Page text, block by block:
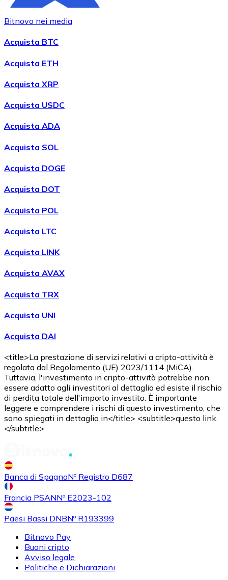
AcquistareChainlink
LINK
AcquistareWrapped Bitcoin
AcquistareAvalanche
Acquistare
SHIB
Bitnovo nei media
Acquista BTC
Acquista ETH
Acquista XRP
Acquista USDC
Acquista ADA
Acquista SOL
Acquista DOGE
Acquista DOT
Acquista POL
Acquista LTC
Acquista LINK
Acquista AVAX
Acquista TRX
Acquista UNI
Acquista DAI
<title>La prestazione di servizi relativi a cripto-attività è
regolata dal Regolamento (UE) 2023/1114 (MiCA).
Tuttavia, l'investimento in cripto-attività potrebbe non
essere adatto agli investitori al dettaglio ed esiste il rischio
di perdita totale dell'importo investito. È importante
leggere e comprendere i rischi di questo investimento, che
sono spiegati in dettaglio in</title> <subtitle>questo link.
</subtitle>
Banca di SpagnaNº Registro D687
Francia PSANNº E2023-102
Paesi Bassi DNBNº R193399
Bitnovo Pay
Buoni cripto
Avviso legale
Politiche e Dichiarazioni